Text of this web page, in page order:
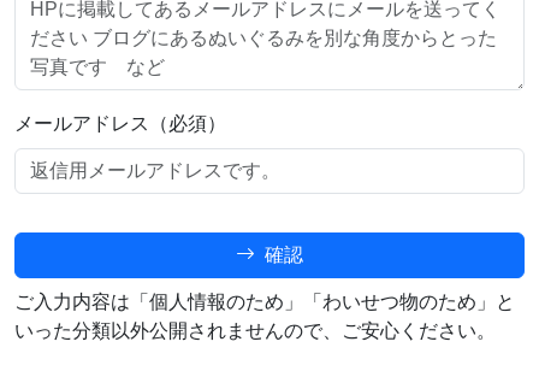
メールアドレス（必須）
確認
ご入力内容は「個人情報のため」「わいせつ物のため」と
いった分類以外公開されませんので、ご安心ください。